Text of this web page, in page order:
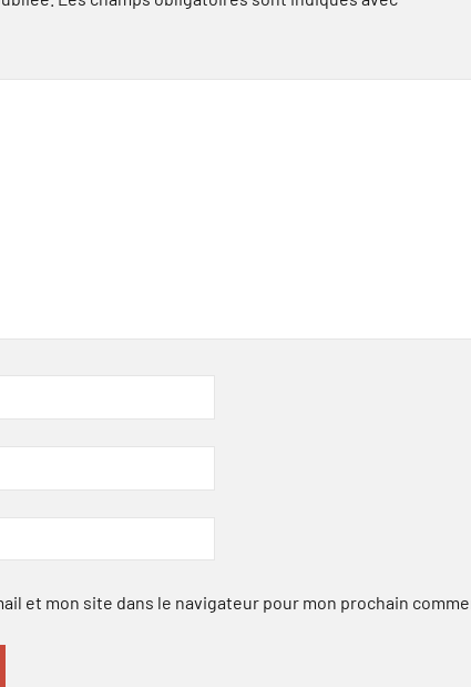
et mon site dans le navigateur pour mon prochain